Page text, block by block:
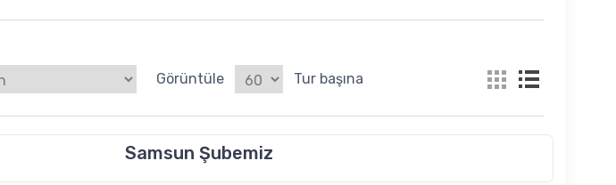
Görüntüle Tur başına
Samsun Şubemiz